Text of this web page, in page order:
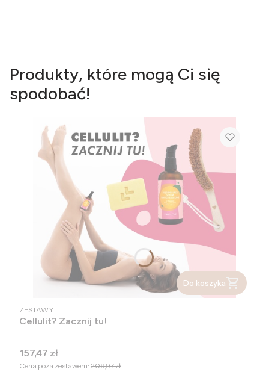
Produkty, które mogą Ci się
spodobać!
Do koszyka
PRODUCENT
ZESTAWY
Cellulit? Zacznij tu!
Cena
157,47 zł
Cena poza zestawem: 209,97 zł